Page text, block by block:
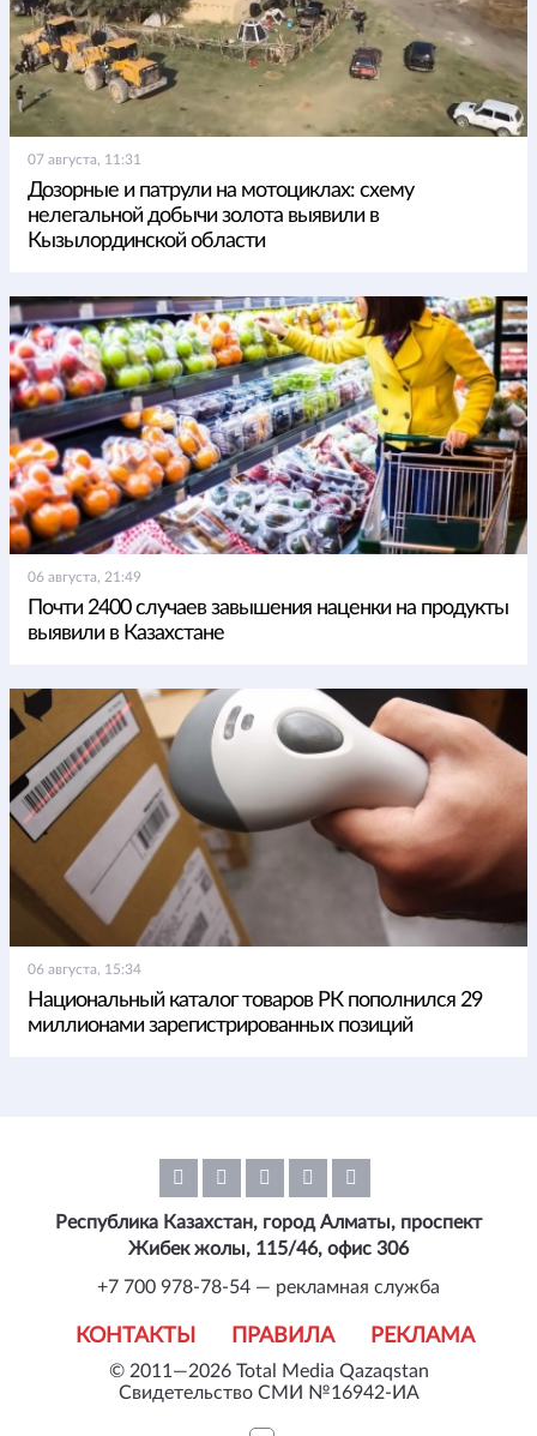
07 августа, 11:31
Дозорные и патрули на мотоциклах: схему
нелегальной добычи золота выявили в
Кызылординской области
06 августа, 21:49
Почти 2400 случаев завышения наценки на продукты
выявили в Казахстане
06 августа, 15:34
Национальный каталог товаров РК пополнился 29
миллионами зарегистрированных позиций
© 2011—2026 Total Media Qazaqstan
Свидетельство СМИ №16942-ИА
КОНТАКТЫ ПРАВИЛА РЕКЛАМА
Республика Казахстан, город Алматы, проспект
Жибек жолы, 115/46, офис 306
+7 700 978-78-54 — рекламная служба